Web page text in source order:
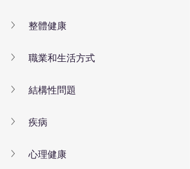
整體健康
職業和生活方式
結構性問題
疾病
心理健康